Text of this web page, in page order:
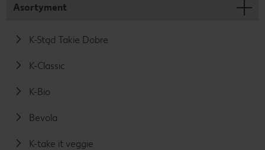
Asortyment
K-Stąd Takie Dobre
K-Classic
K-Bio
Bevola
K-take it veggie